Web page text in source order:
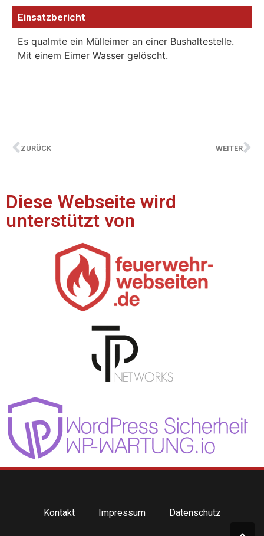
Einsatzbericht
Es qualmte ein Mülleimer an einer Bushaltestelle.
Mit einem Eimer Wasser gelöscht.
ZURÜCK WEITER
Diese Webseite wird
unterstützt von
Kontakt Impressum Datenschutz